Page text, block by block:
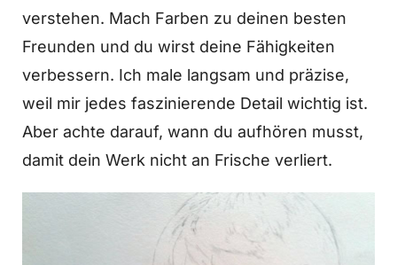
verstehen. Mach Farben zu deinen besten
Freunden und du wirst deine Fähigkeiten
verbessern. Ich male langsam und präzise,
weil mir jedes faszinierende Detail wichtig ist.
Aber achte darauf, wann du aufhören musst,
damit dein Werk nicht an Frische verliert.